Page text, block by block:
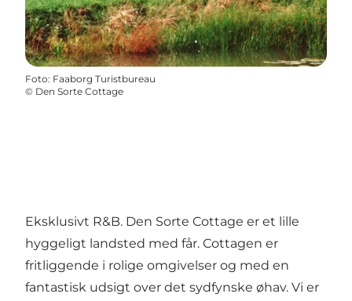
Foto: Faaborg Turistbureau
© Den Sorte Cottage
Eksklusivt R&B. Den Sorte Cottage er et lille
hyggeligt landsted med får. Cottagen er
fritliggende i rolige omgivelser og med en
fantastisk udsigt over det sydfynske øhav. Vi er